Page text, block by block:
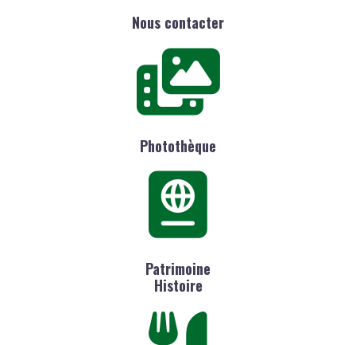
Nous contacter
Photothèque
Patrimoine
Histoire